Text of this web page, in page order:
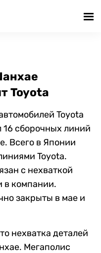
Toyota
Toyota
16 сборочных линий
Всего в Японии
Toyota.
с нехваткой
в компании.
закрыты в мае и
нехватка деталей
Мегаполис